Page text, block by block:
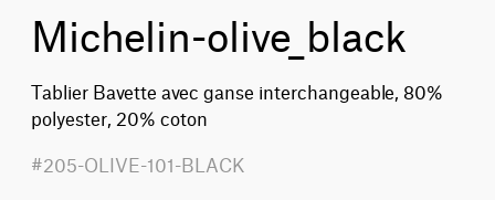
Michelin-olive_black
Tablier Bavette avec ganse interchangeable, 80%
polyester, 20% coton
#205-OLIVE-101-BLACK